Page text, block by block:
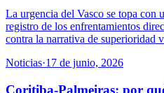
La urgencia del Vasco se topa con
registro de los enfrentamientos
contra la narrativa de superioridad
Noticias·17 de junio, 2026
Coritiba-Palmeiras: por